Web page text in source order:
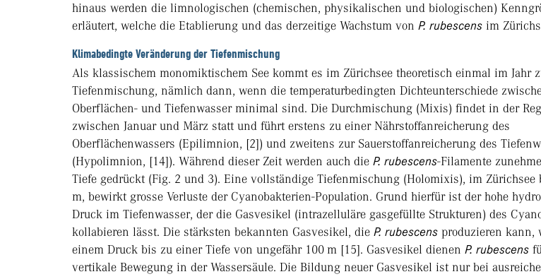
hinaus werden die limnologischen (chemischen, physikalischen und biologischen)
erläutert, welche die Etablierung und das derzeitige Wachstum von P. rubescens im
Klimabedingte Veränderung der Tiefenmischung
Als klassischem monomiktischem See kommt es im Zürichsee theoretisch einmal im Jahr
Tiefenmischung, nämlich dann, wenn die temperatur­bedingten Dichteunterschiede
Oberflächen- und Tiefenwasser minimal sind. Die Durchmischung (Mixis) findet in der
zwischen Januar und März statt und führt erstens zu einer Nährstoffanreicherung des
Oberflächenwassers (Epilimnion, [2]) und zweitens zur Sauerstoffanreicherung des
(Hypolimnion, [14]). Während dieser Zeit werden auch die P. rubescens-Filamente
Tiefe gedrückt (Fig. 2 und 3). Eine vollständige Tiefenmischung (Holomixis), im Zürichsee
m, bewirkt grosse Verluste der Cyanobakterien-Population. Grund hierfür ist der hohe
Druck im Tiefenwasser, der die Gasvesikel (intrazelluläre gasgefüllte Strukturen) des
kollabieren lässt. Die stärksten bekannten Gasvesikel, die P. rubescens produzieren kann,
einem Druck bis zu einer Tiefe von ungefähr 100 m [15]. Gasvesikel dienen P. rubescens
vertikale Bewegung in der Wassersäule. Die Bildung neuer Gasvesikel ist nur bei